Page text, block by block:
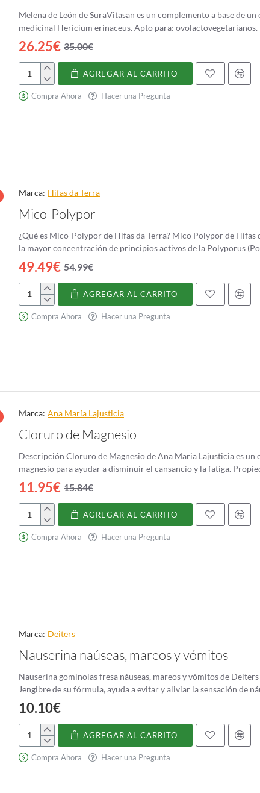
Melena de León de SuraVitasan es un complemento a base de
26.25€ 35.00€
Melena
de
AGREGAR AL CARRITO
Compra Ahora Hacer una Pregunta
Marca: Hifas da Terra
Mico-Polypor
¿Qué es Mico-Polypor de Hifas da Terra? Mico Polypor de
la mayor concentración de principios activos de la Polyporus
49.49€ 54.99€
Mico-
Polypor
AGREGAR AL CARRITO
Compra Ahora Hacer una Pregunta
Marca: Ana Marí­a Lajusticia
Cloruro de Magnesio
Descripción Cloruro de Magnesio de Ana Maria Lajusticia es
magnesio para
11.95€ 15.84€
Cloruro
de
AGREGAR AL CARRITO
Compra Ahora Hacer una Pregunta
Marca: Deiters
Nauserina naúseas, mareos y vómitos
Nauserina gominolas fresa náuseas, mareos y vómitos de
Jengibre de su fórmula, ayuda a evitar y aliviar la sensación de
10.10€
Nauserina
naúseas,
AGREGAR AL CARRITO
Compra Ahora Hacer una Pregunta